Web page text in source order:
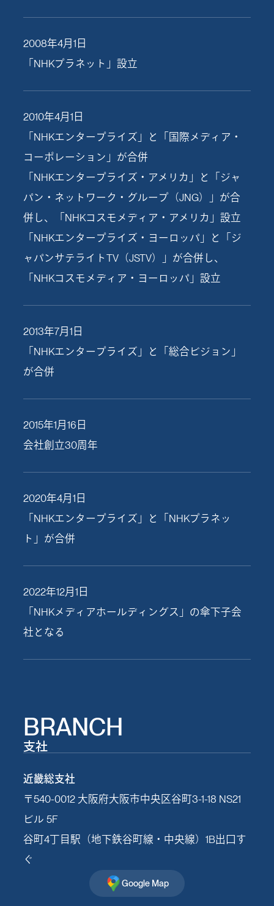
2008年4月1日
「NHKプラネット」設立
2010年4月1日
「NHKエンタープライズ」と「国際メディア・
コーポレーション」が合併
「NHKエンタープライズ・アメリカ」と「ジャ
パン・ネットワーク・グループ（JNG）」が合
併し、「NHKコスモメディア・アメリカ」設立
「NHKエンタープライズ・ヨーロッパ」と「ジ
ャパンサテライトTV（JSTV）」が合併し、
「NHKコスモメディア・ヨーロッパ」設立
2013年7月1日
「NHKエンタープライズ」と「総合ビジョン」
が合併
2015年1月16日
会社創立30周年
2020年4月1日
「NHKエンタープライズ」と「NHKプラネッ
ト」が合併
2022年12月1日
「NHKメディアホールディングス」の傘下子会
社となる
BRANCH
支社
近畿総支社
〒540-0012 大阪府大阪市中央区谷町3-1-18 NS21
ビル 5F
谷町4丁目駅（地下鉄谷町線・中央線）1B出口す
ぐ
Google Map